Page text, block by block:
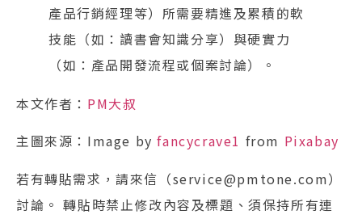
產品行銷經理等）所需要精進及累積的軟
技能（如：讀書會知識分享）與硬實力
（如：產品開發流程或個案討論）。
本文作者： PM大叔
主圖來源：Image byfancycrave1 from Pixabay
若有轉貼需求，請來信（service@pmtone.com）
討論。 轉貼時禁止修改內容及標題、須保持所有連